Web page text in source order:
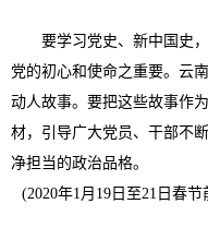
要学习党史、新中国史，
党的初心和使命之重要。云
动人故事。要把这些故事作
材，引导广大党员、干部不
净担当的政治品格。
(2020年1月19日至21日春